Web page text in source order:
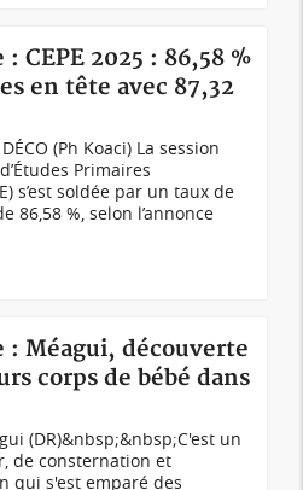
CEPE 2025 : 86,58 %
en tête avec 87,32
(Ph Koaci) La session
Primaires
s’est soldée par un taux de
86,58 %, selon l’annonce
: Méagui, découverte
corps de bébé dans
(DR)&nbsp;&nbsp;C'est un
de consternation et
qui s'est emparé des